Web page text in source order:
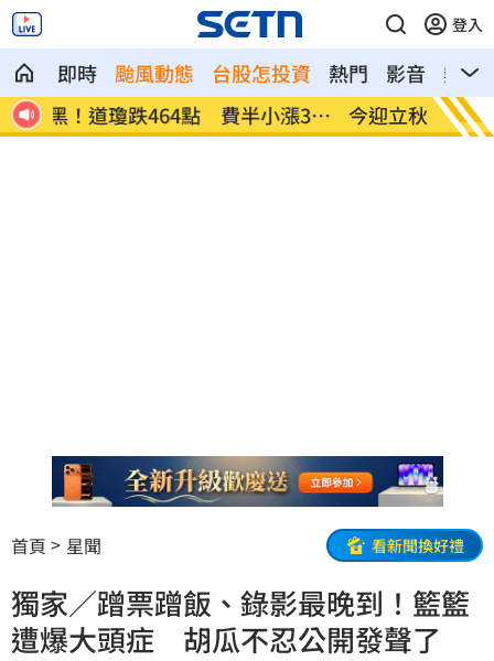
登入
即時 颱風動態 台股怎投資 熱門 影音
熱搜
今迎立秋！「5星座、5生肖」財運旺到爆 白海
首頁 星聞 看新聞換好禮
獨家／蹭票蹭飯、錄影最晚到！籃籃
遭爆大頭症 胡瓜不忍公開發聲了